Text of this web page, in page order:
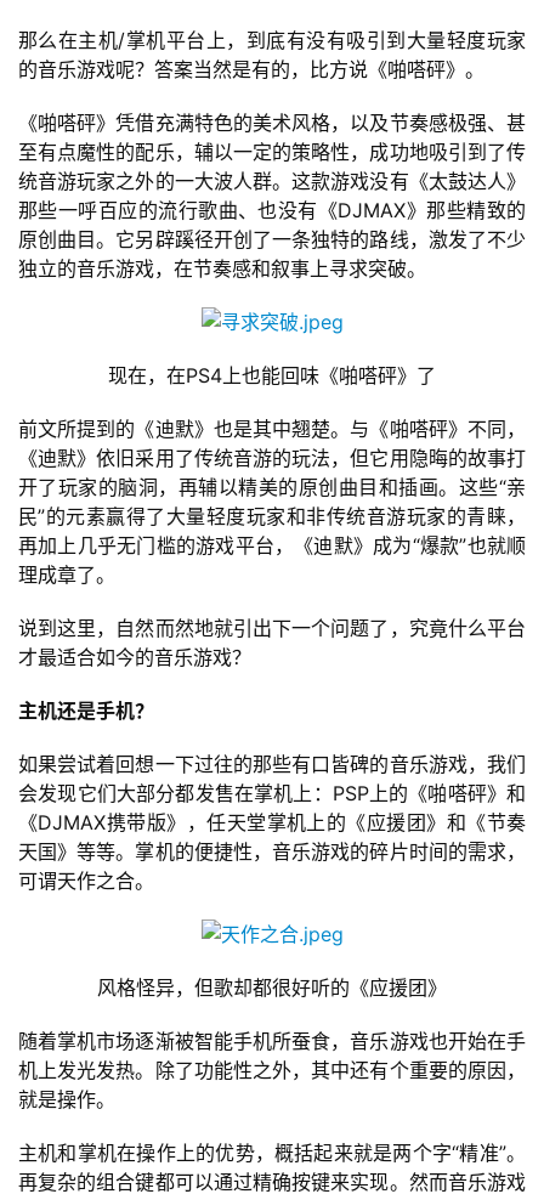
单
机
游
戏
休
闲
游
2
5
第
十
三
届
茶
奖
7
月
3
茶
对
会
那么在主机/掌机平台上，到底有没有吸引到大量轻度玩家
的音乐游戏呢？答案当然是有的，比方说《啪嗒砰》。
《啪嗒砰》凭借充满特色的美术风格，以及节奏感极强、甚
至有点魔性的配乐，辅以一定的策略性，成功地吸引到了传
统音游玩家之外的一大波人群。这款游戏没有《太鼓达人》
那些一呼百应的流行歌曲、也没有《DJMAX》那些精致的
原创曲目。它另辟蹊径开创了一条独特的路线，激发了不少
独立的音乐游戏，在节奏感和叙事上寻求突破。
现在，在PS4上也能回味《啪嗒砰》了
前文所提到的《迪默》也是其中翘楚。与《啪嗒砰》不同，
《迪默》依旧采用了传统音游的玩法，但它用隐晦的故事打
开了玩家的脑洞，再辅以精美的原创曲目和插画。这些“亲
民”的元素赢得了大量轻度玩家和非传统音游玩家的青睐，
再加上几乎无门槛的游戏平台，《迪默》成为“爆款”也就顺
理成章了。
说到这里，自然而然地就引出下一个问题了，究竟什么平台
才最适合如今的音乐游戏？
主机还是手机？
如果尝试着回想一下过往的那些有口皆碑的音乐游戏，我们
会发现它们大部分都发售在掌机上：PSP上的《啪嗒砰》和
《DJMAX携带版》，任天堂掌机上的《应援团》和《节奏
天国》等等。掌机的便捷性，音乐游戏的碎片时间的需求，
可谓天作之合。
风格怪异，但歌却都很好听的《应援团》
随着掌机市场逐渐被智能手机所蚕食，音乐游戏也开始在手
机上发光发热。除了功能性之外，其中还有个重要的原因，
就是操作。
主机和掌机在操作上的优势，概括起来就是两个字“精准”。
再复杂的组合键都可以通过精确按键来实现。然而音乐游戏